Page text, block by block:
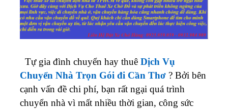
Tự gia đình chuyển hay thuê Dịch Vụ
Chuyển Nhà Trọn Gói đi Cần Thơ ? Bởi bên
cạnh vấn đề chi phí, bạn rất ngại quá trình
chuyển nhà vì mất nhiều thời gian, công sức